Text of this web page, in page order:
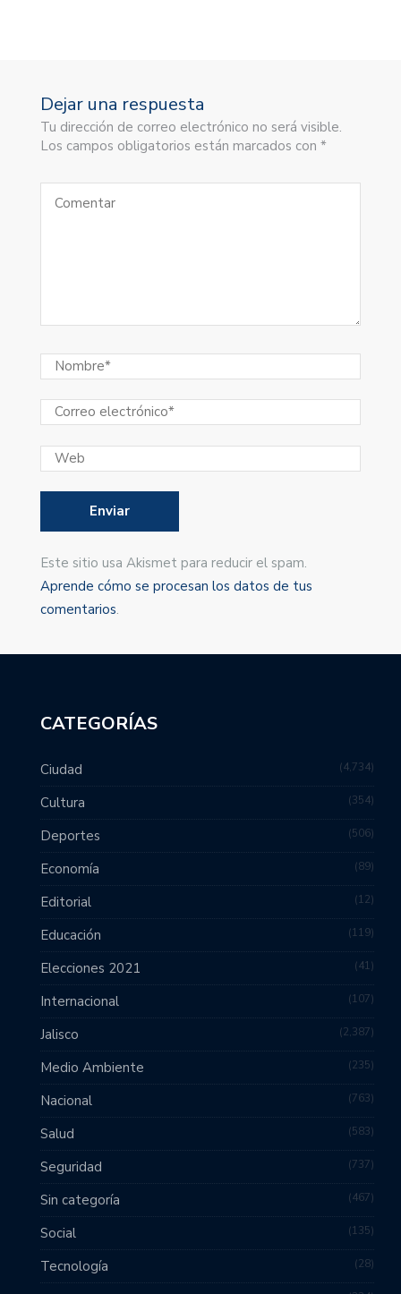
Dejar una respuesta
Tu dirección de correo electrónico no será visible.
Los campos obligatorios están marcados con *
Este sitio usa Akismet para reducir el spam.
Aprende cómo se procesan los datos de tus
comentarios.
CATEGORÍAS
Ciudad 4,734
Cultura 354
Deportes 506
Economía 89
Editorial 12
Educación 119
Elecciones 2021 41
Internacional 107
Jalisco 2,387
Medio Ambiente 235
Nacional 763
Salud 583
Seguridad 737
Sin categoría 467
Social 135
Tecnología 28